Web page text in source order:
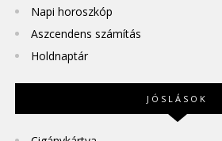
Napi horoszkóp
Aszcendens számítás
Holdnaptár
JÓSLÁSOK